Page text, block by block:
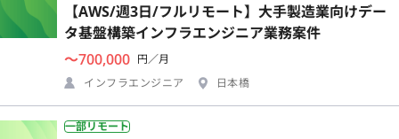
【AWS/週3日/フルリモート】大手製造業向けデー
タ基盤構築インフラエンジニア業務案件
〜700,000 円／月
インフラエンジニア
日本橋
一部リモート